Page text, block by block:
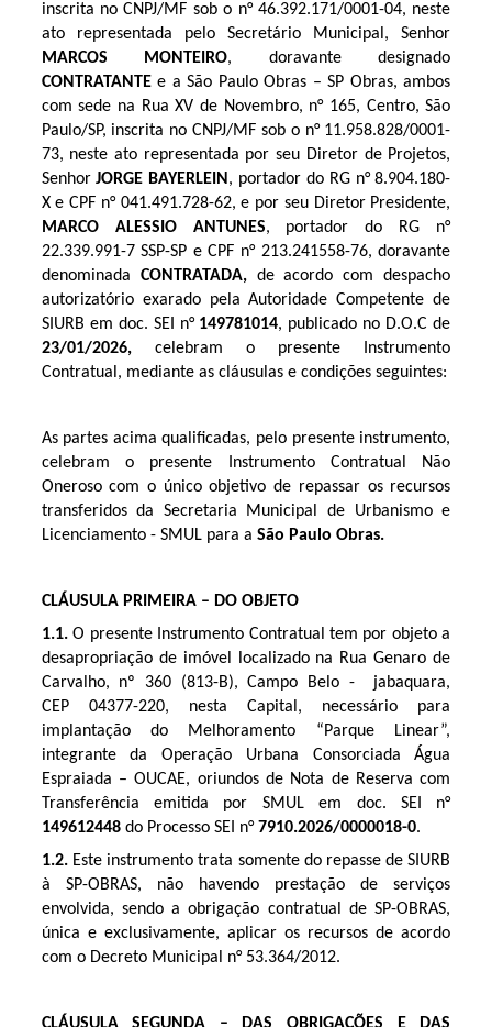
inscrita no CNPJ/MF sob o n° 46.392.171/0001-04, neste
ato representada pelo Secretário Municipal, Senhor
MARCOS MONTEIRO, doravante designado
CONTRATANTEe a São Paulo Obras – SP Obras, ambos
com sede na Rua XV de Novembro, n° 165, Centro, São
Paulo/SP, inscrita no CNPJ/MF sob o n° 11.958.828/0001-
73, neste ato representada por seu Diretor de Projetos,
SenhorJORGE BAYERLEIN , portador do RG n° 8.904.180-
X e CPF n° 041.491.728-62, e por seu Diretor Presidente,
MARCO ALESSIO ANTUNES, portador do RG n°
22.339.991-7 SSP-SP e CPF n° 213.241558-76, doravante
denominada CONTRATADA, de acordo com despacho
autorizatório exarado pela Autoridade Competente de
SIURB em doc. SEI n° 149781014, publicado no D.O.C de
23/01/2026, celebram o presente Instrumento
Contratual, mediante as cláusulas e condições seguintes:
As partes acima qualificadas, pelo presente instrumento,
celebram o presente Instrumento Contratual Não
Oneroso com o único objetivo de repassar os recursos
transferidos da Secretaria Municipal de Urbanismo e
Licenciamento - SMUL para a São Paulo Obras.
CLÁUSULA PRIMEIRA – DO OBJETO
1.1.O presente Instrumento Contratual tem por objeto a
desapropriação de imóvel localizado na Rua Genaro de
Carvalho, nº 360 (813-B), Campo Belo - jabaquara,
CEP 04377-220, nesta Capital, necessário para
implantação do Melhoramento “Parque Linear”,
integrante da Operação Urbana Consorciada Água
Espraiada – OUCAE, oriundos de Nota de Reserva com
Transferência emitida por SMUL em doc. SEI n°
149612448 do Processo SEI n°7910.2026/0000018-0.
1.2. Este instrumento trata somente do repasse de SIURB
à SP-OBRAS, não havendo prestação de serviços
envolvida, sendo a obrigação contratual de SP-OBRAS,
única e exclusivamente, aplicar os recursos de acordo
com o Decreto Municipal n° 53.364/2012.